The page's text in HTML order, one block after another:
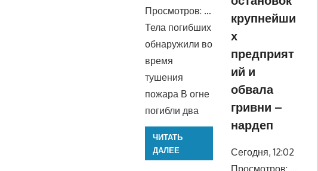
Просмотров: …
Тела погибших
обнаружили во
время
тушения
пожара В огне
погибли два
ЧИТАТЬ
ДАЛЕЕ
крупнейши
х
предприят
ий и
обвала
гривни –
нардеп
Сегодня, 12:02